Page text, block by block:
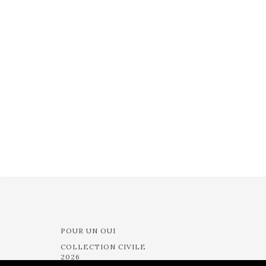
POUR UN OUI
COLLECTION CIVILE
2026